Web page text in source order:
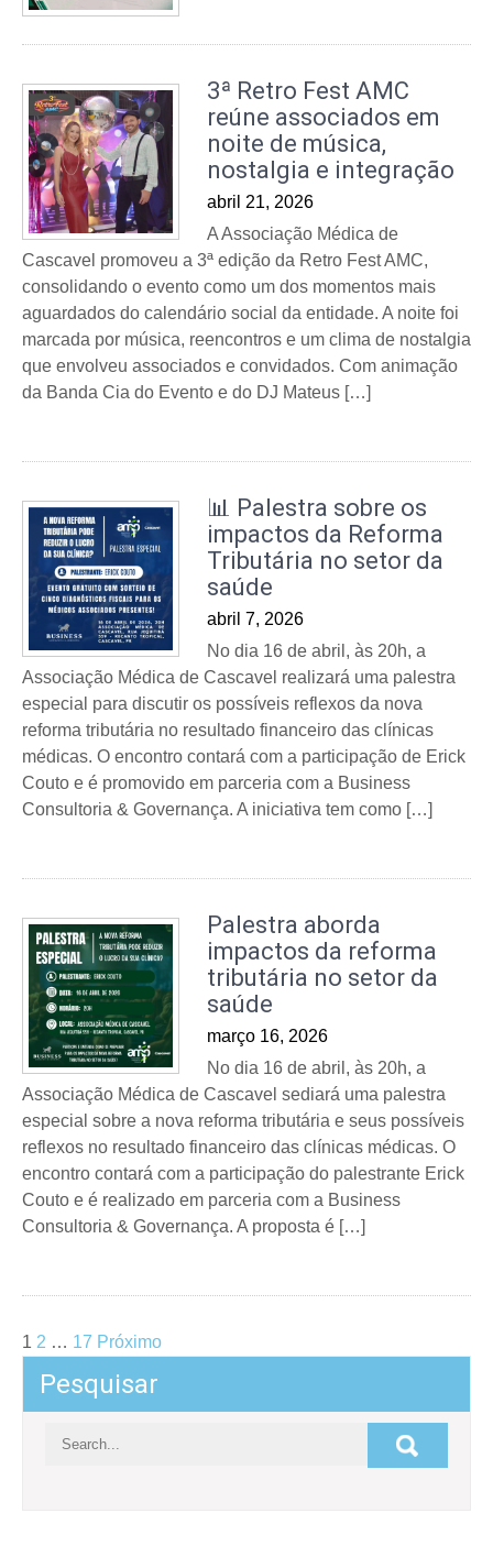
3ª Retro Fest AMC
reúne associados em
noite de música,
nostalgia e integração
abril 21, 2026
A Associação Médica de
Cascavel promoveu a 3ª edição da Retro Fest AMC,
consolidando o evento como um dos momentos mais
aguardados do calendário social da entidade. A noite foi
marcada por música, reencontros e um clima de nostalgia
que envolveu associados e convidados. Com animação
da Banda Cia do Evento e do DJ Mateus […]
📊 Palestra sobre os
impactos da Reforma
Tributária no setor da
saúde
abril 7, 2026
No dia 16 de abril, às 20h, a
Associação Médica de Cascavel realizará uma palestra
especial para discutir os possíveis reflexos da nova
reforma tributária no resultado financeiro das clínicas
médicas. O encontro contará com a participação de Erick
Couto e é promovido em parceria com a Business
Consultoria & Governança. A iniciativa tem como […]
Palestra aborda
impactos da reforma
tributária no setor da
saúde
março 16, 2026
No dia 16 de abril, às 20h, a
Associação Médica de Cascavel sediará uma palestra
especial sobre a nova reforma tributária e seus possíveis
reflexos no resultado financeiro das clínicas médicas. O
encontro contará com a participação do palestrante Erick
Couto e é realizado em parceria com a Business
Consultoria & Governança. A proposta é […]
Paginação
de
posts
1 2 … 17 Próximo
Pesquisar